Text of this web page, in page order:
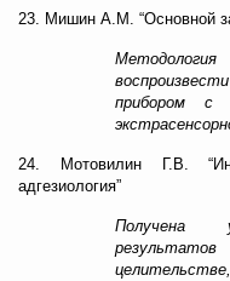
23. Мишин А.М. “Основной
Методология
прибором с
24. Мотовилин Г.В.
адгезиология”
Получена
результатов